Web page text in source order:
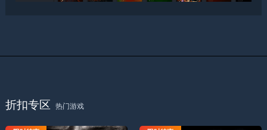
折扣专区 热门游戏